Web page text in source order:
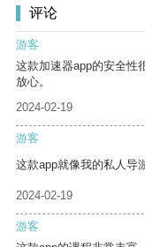
评论
游客
这款加速器app的安全性
放心。
2024-02-19
游客
这款app就像我的私人导
2024-02-19
游客